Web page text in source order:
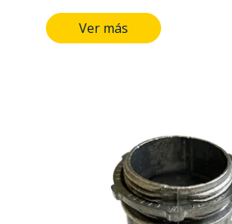
Sus funciones principales
en la organización y
Ver más